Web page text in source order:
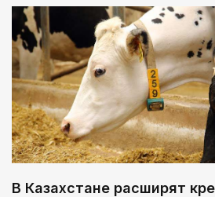
В Казахстане расширят